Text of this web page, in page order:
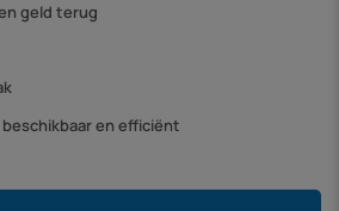
geld terug
en efficiënt